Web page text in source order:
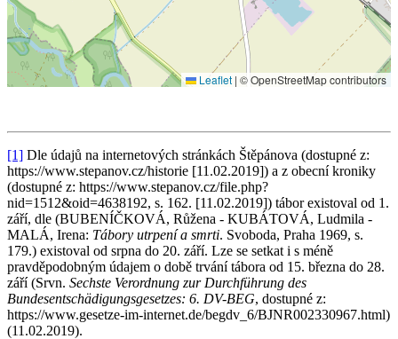
Leaflet | © OpenStreetMap contributors
[1] Dle údajů na internetových stránkách Štěpánova (dostupné z:
https://www.stepanov.cz/historie [11.02.2019]) a z obecní kroniky
(dostupné z: https://www.stepanov.cz/file.php?
nid=1512&oid=4638192, s. 162. [11.02.2019]) tábor existoval od 1.
září, dle (BUBENÍČKOVÁ, Růžena - KUBÁTOVÁ, Ludmila -
MALÁ, Irena: Tábory utrpení a smrti. Svoboda, Praha 1969, s.
179.) existoval od srpna do 20. září. Lze se setkat i s méně
pravděpodobným údajem o době trvání tábora od 15. března do 28.
září (Srvn. Sechste Verordnung zur Durchführung des
Bundesentschädigungsgesetzes: 6. DV-BEG, dostupné z:
https://www.gesetze-im-internet.de/begdv_6/BJNR002330967.html)
(11.02.2019).